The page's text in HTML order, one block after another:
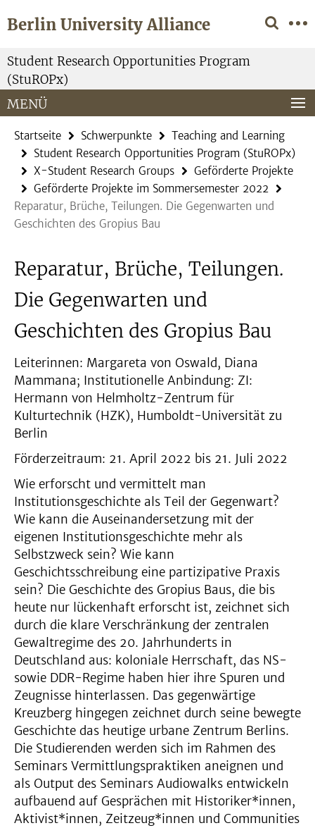
direkt
Inhalt
Berlin University Alliance
Service-
Navigation
Student Research Opportunities Program
(StuROPx)
MENÜ
Startseite Schwerpunkte
Teaching and Learning
Student Research Opportunities Program (StuROPx)
X-Student Research Groups
Geförderte Projekte
Geförderte Projekte im Sommersemester 2022
Reparatur, Brüche, Teilungen. Die Gegenwarten und
Geschichten des Gropius Bau
Reparatur, Brüche, Teilungen.
Die Gegenwarten und
Geschichten des Gropius Bau
Leiterinnen: Margareta von Oswald, Diana
Mammana; Institutionelle Anbindung: ZI:
Hermann von Helmholtz-Zentrum für
Kulturtechnik (HZK), Humboldt-Universität zu
Berlin
Förderzeitraum: 21. April 2022 bis 21. Juli 2022
Wie erforscht und vermittelt man
Institutionsgeschichte als Teil der Gegenwart?
Wie kann die Auseinandersetzung mit der
eigenen Institutionsgeschichte mehr als
Selbstzweck sein? Wie kann
Geschichtsschreibung eine partizipative Praxis
sein? Die Geschichte des Gropius Baus, die bis
heute nur lückenhaft erforscht ist, zeichnet sich
durch die klare Verschränkung der zentralen
Gewaltregime des 20. Jahrhunderts in
Deutschland aus: koloniale Herrschaft, das NS-
sowie DDR-Regime haben hier ihre Spuren und
Zeugnisse hinterlassen. Das gegenwärtige
Kreuzberg hingegen zeichnet durch seine bewegte
Geschichte das heutige urbane Zentrum Berlins.
Die Studierenden werden sich im Rahmen des
Seminars Vermittlungspraktiken aneignen und
als Output des Seminars Audiowalks entwickeln
aufbauend auf Gesprächen mit Historiker*innen,
Aktivist*innen, Zeitzeug*innen und Communities